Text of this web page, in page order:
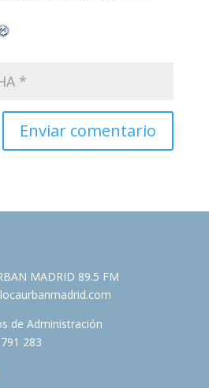
MADRID 89.5 FM
de Administración
283